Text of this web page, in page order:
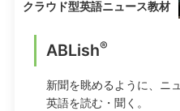
クラウド型英語ニュース教材
ABLish®
新聞を眺めるように、ニ
英語を読む・聞く。